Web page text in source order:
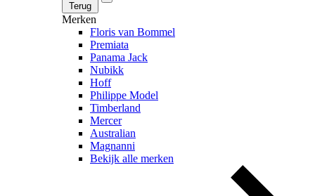
Terug
Merken
Floris van Bommel
Premiata
Panama Jack
Nubikk
Hoff
Philippe Model
Timberland
Mercer
Australian
Magnanni
Bekijk alle merken